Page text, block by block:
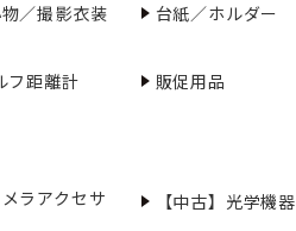
／撮影衣装
台紙／ホルダー
フ距離計 販促用品
ラアクセサ 【中古】光学機器